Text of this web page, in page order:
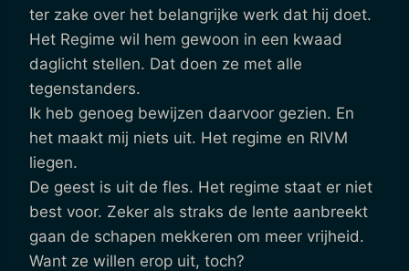
ter zake over het belangrijke werk dat hij doet.
Het Regime wil hem gewoon in een kwaad
daglicht stellen. Dat doen ze met alle
tegenstanders.
Ik heb genoeg bewijzen daarvoor gezien. En
het maakt mij niets uit. Het regime en RIVM
liegen.
De geest is uit de fles. Het regime staat er niet
best voor. Zeker als straks de lente aanbreekt
gaan de schapen mekkeren om meer vrijheid.
Want ze willen erop uit, toch?